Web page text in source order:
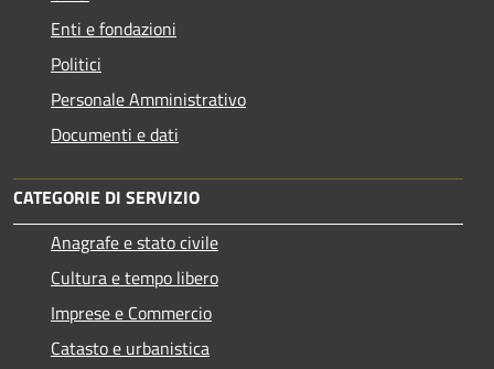
Enti e fondazioni
Politici
Personale Amministrativo
Documenti e dati
CATEGORIE DI SERVIZIO
Anagrafe e stato civile
Cultura e tempo libero
Imprese e Commercio
Catasto e urbanistica